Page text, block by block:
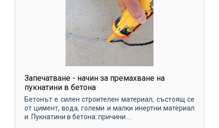
Запечатване - начин за премахване на
пукнатини в бетона
Бетонът е силен строителен материал, състоящ се
от цимент, вода, големи и малки инертни материал
и. Пукнатини в бетона: причини ...